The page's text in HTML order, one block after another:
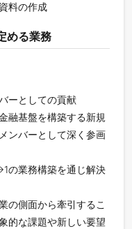
料の作成
める業務
ーとしての貢献
融基盤を構築する新規
ンバーとして深く参画
の業務構築を通じ解決
の側面から牽引するこ
的な課題や新しい要望